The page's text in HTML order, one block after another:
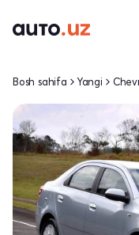
Bosh sahifa Yangi